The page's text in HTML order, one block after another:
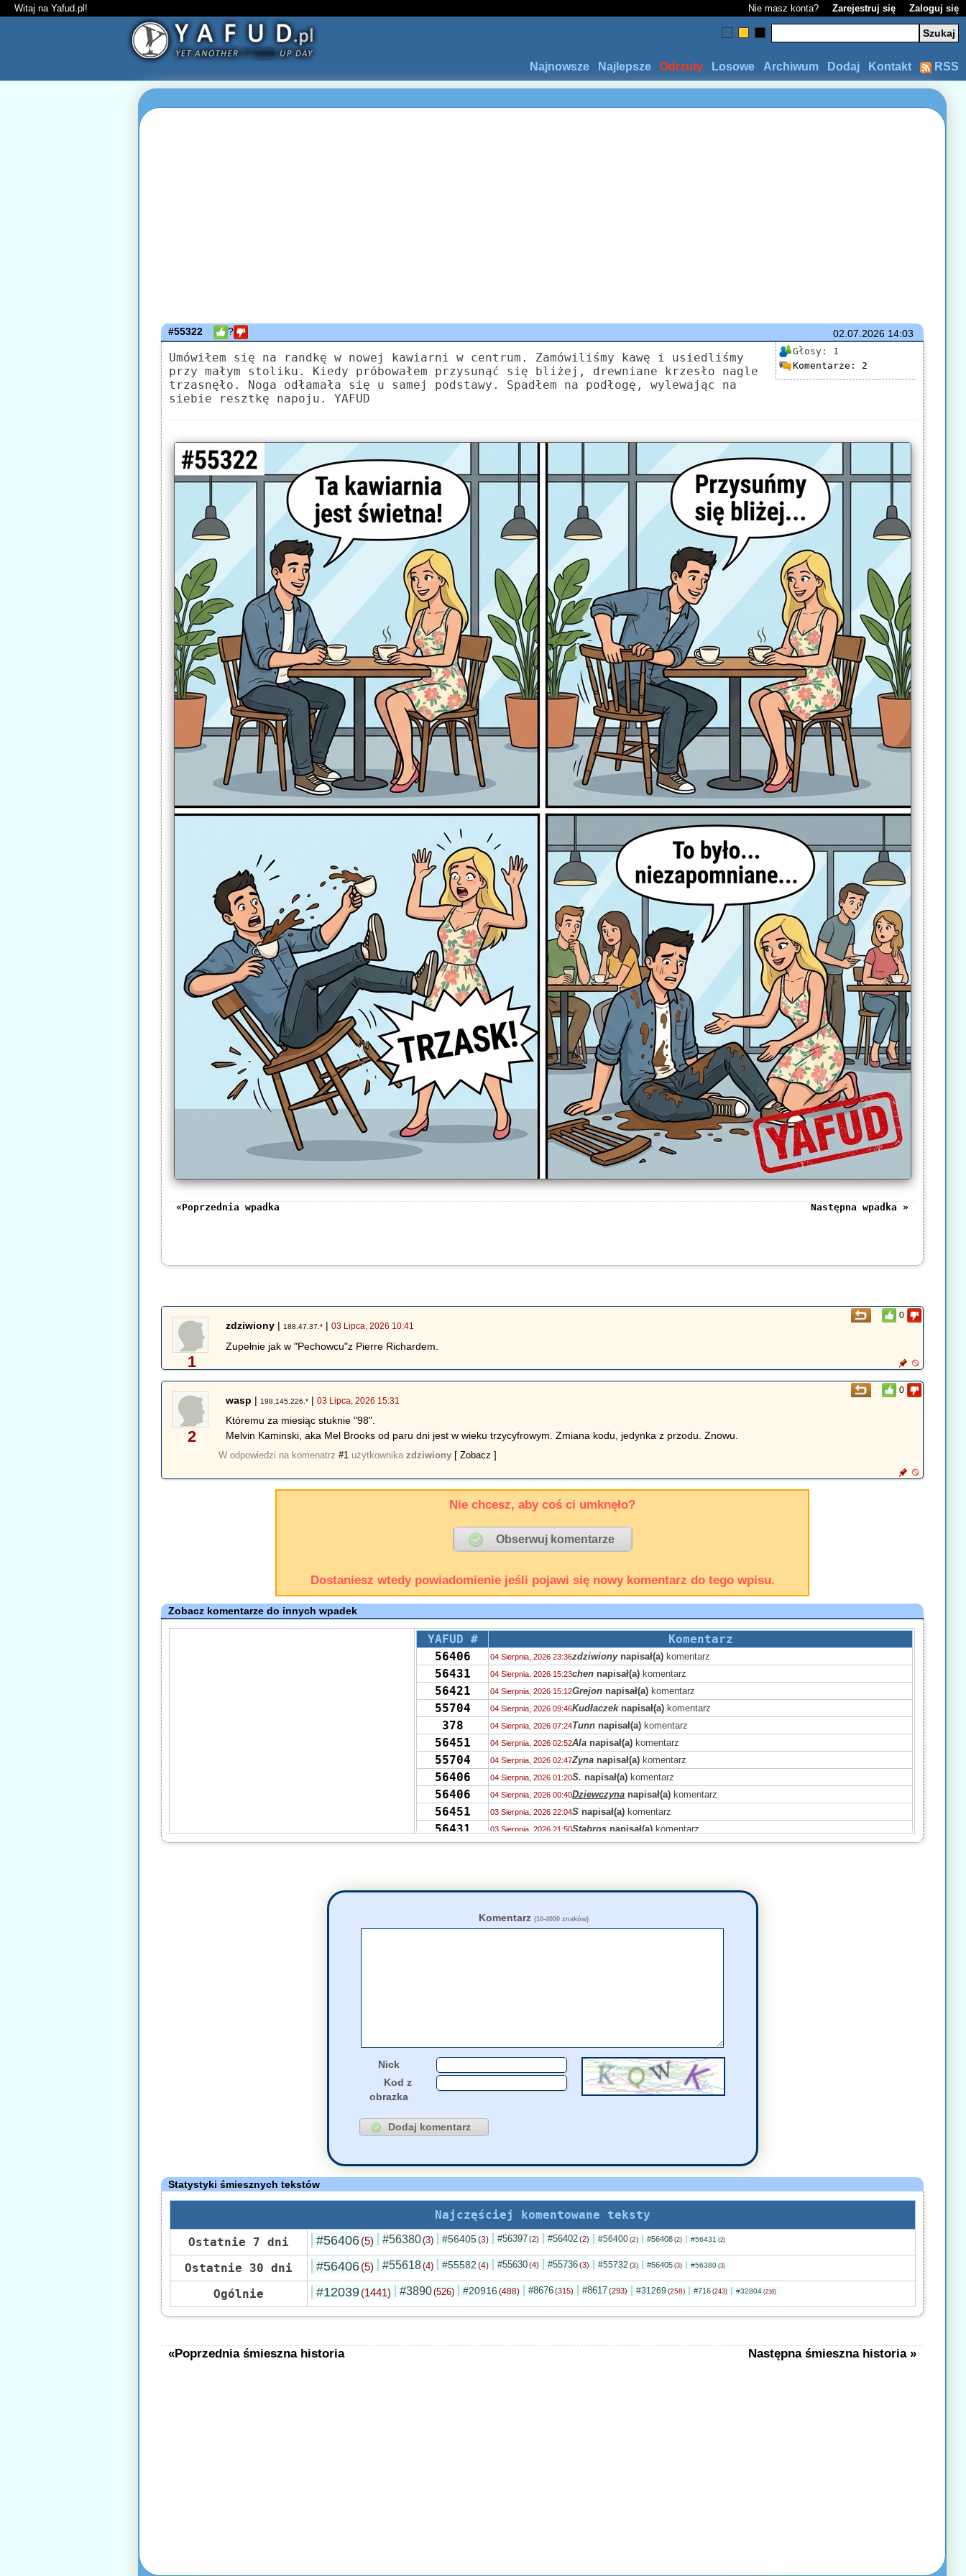
Witaj na Yafud.pl! Nie masz konta? Zarejestruj się Zaloguj się
RSS
Kontakt
Dodaj
Archiwum
Losowe
Odrzuty
Najlepsze
Najnowsze
02.07.202614:03
#55322 ?
Głosy: 1
Komentarze: 2
Umówiłem się na randkę w nowej kawiarni w centrum. Zamówiliśmy kawę i usiedliśmy
przy małym stoliku. Kiedy próbowałem przysunąć się bliżej, drewniane krzesło nagle
trzasnęło. Noga odłamała się u samej podstawy. Spadłem na podłogę, wylewając na
siebie resztkę napoju. YAFUD
«Poprzednia wpadka Następna wpadka »
0
1
zdziwiony |188.47.37.* |03 Lipca, 2026 10:41
Zupełnie jak w "Pechowcu"z Pierre Richardem.
0
2
wasp | 198.145.226.* |03 Lipca, 2026 15:31
Któremu za miesiąc stuknie "98".
Melvin Kaminski, aka Mel Brooks od paru dni jest w wieku trzycyfrowym. Zmiana kodu, jedynka z przodu. Znowu.
W odpowiedzi na komenatrz#1 użytkownikazdziwiony [ Zobacz ]
Nie chcesz, aby coś ci umknęło?
Dostaniesz wtedy powiadomienie jeśli pojawi się nowy komentarz do tego wpisu.
Zobacz komentarze do innych wpadek
YAFUD #
Komentarz
56406
04 Sierpnia, 2026 23:36zdziwionynapisał(a) komentarz
56431 04 Sierpnia, 2026 15:23chen napisał(a) komentarz
56421 04 Sierpnia, 2026 15:12Grejon napisał(a) komentarz
55704 04 Sierpnia, 2026 09:46Kudłaczeknapisał(a) komentarz
378 04 Sierpnia, 2026 07:24Tunn napisał(a) komentarz
56451 04 Sierpnia, 2026 02:52Ala napisał(a) komentarz
55704 04 Sierpnia, 2026 02:47Zyna napisał(a) komentarz
56406 04 Sierpnia, 2026 01:20S. napisał(a) komentarz
56406 04 Sierpnia, 2026 00:40Dziewczyna napisał(a) komentarz
56451 03 Sierpnia, 2026 22:04S napisał(a) komentarz
56431 03 Sierpnia, 2026 21:50Stabros napisał(a) komentarz
56405 03 Sierpnia, 2026 21:43Stabrosnapisał(a)komentarz
03 Sierpnia, 2026 10:09Marek
56402 Uvwpnapisał(a)komentarz
Komentarz (10-4000 znaków)
Nick
Kod z
obrazka
Statystyki śmiesznych tekstów
Najczęściej komentowane teksty
Ostatnie 7 dni
#56406 (5) #56380(3) #56405(3) #56397 (2) #56402 (2) #56400 (2) #56408 (2) #56431 (2)
Ostatnie 30 dni #56406 (5) #55618(4) #55582 (4) #55630 (4) #55736 (3) #55732 (3) #56405 (3) #56380 (3)
Ogólnie #12039 (1441) #3890(526) #20916 (488) #8676 (315) #8617 (293) #31269 (258) #716 (243) #32804 (216)
«Poprzednia śmieszna historia Następna śmieszna historia »